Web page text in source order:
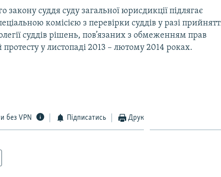
закону суддя суду загальної юрисдикції підлягає
комісією з перевірки суддів у разі
суддів рішень, пов’язаних з обмеженням прав
у листопаді 2013 – лютому 2014 роках.
без VPN Підписатись Друк